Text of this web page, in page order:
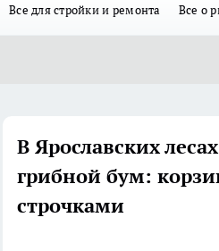
Все для стройки и ремонта Все о
В Ярославских
грибной бум:
строчками